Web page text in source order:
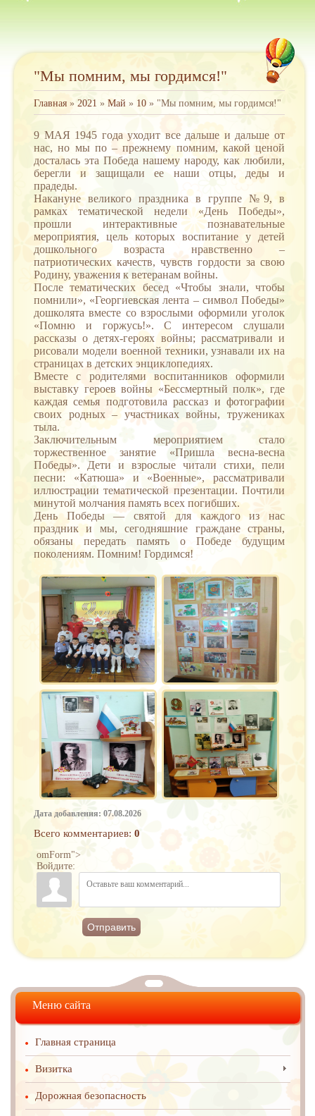
"Мы помним, мы гордимся!"
Главная » 2021 » Май » 10 » "Мы помним, мы гордимся!"
9 МАЯ 1945 года уходит все дальше и дальше от
нас, но мы по – прежнему помним, какой ценой
досталась эта Победа нашему народу, как любили,
берегли и защищали ее наши отцы, деды и
прадеды.
Накануне великого праздника в группе №9, в
рамках тематической недели «День Победы»,
прошли интерактивные познавательные
мероприятия, цель которых воспитание у детей
дошкольного возраста нравственно –
патриотических качеств, чувств гордости за свою
Родину, уважения к ветеранам войны.
После тематических бесед «Чтобы знали, чтобы
помнили», «Георгиевская лента – символ Победы»
дошколята вместе со взрослыми оформили уголок
«Помню и горжусь!». С интересом слушали
рассказы о детях-героях войны; рассматривали и
рисовали модели военной техники, узнавали их на
страницах в детских энциклопедиях.
Вместе с родителями воспитанников оформили
выставку героев войны «Бессмертный полк», где
каждая семья подготовила рассказ и фотографии
своих родных – участниках войны, тружениках
тыла.
Заключительным мероприятием стало
торжественное занятие «Пришла весна-весна
Победы». Дети и взрослые читали стихи, пели
песни: «Катюша» и «Военные», рассматривали
иллюстрации тематической презентации. Почтили
минутой молчания память всех погибших.
День Победы — святой для каждого из нас
праздник и мы, сегодняшние граждане страны,
обязаны передать память о Победе будущим
поколениям. Помним! Гордимся!
Дата добавления: 07.08.2026
Всего комментариев: 0
omForm">
Войдите:
Отправить
Меню сайта
Главная страница
Визитка
Дорожная безопасность